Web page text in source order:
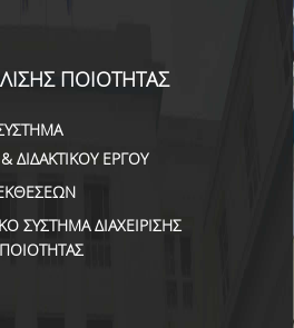
ΠΟΙΟΤΗΤΑΣ
ΔΙΔΑΚΤΙΚΟΥ ΕΡΓΟΥ
ΣΥΣΤΗΜΑ ΔΙΑΧΕΙΡΙΣΗΣ